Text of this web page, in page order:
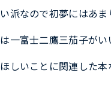
派なので初夢にはあ
一富士二鷹三茄子が
しいことに関連した